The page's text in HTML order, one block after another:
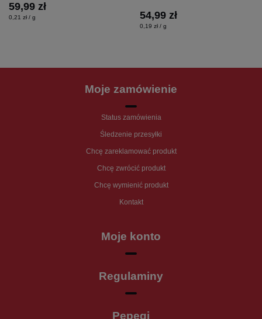
59,99 zł
0,21 zł / g 54,99 zł
0,19 zł / g
Moje zamówienie
Status zamówienia
Śledzenie przesyłki
Chcę zareklamować produkt
Chcę zwrócić produkt
Chcę wymienić produkt
Kontakt
Moje konto
Regulaminy
Pepegi